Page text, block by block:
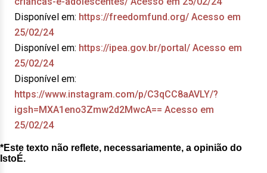
Disponível em: https://freedomfund.org/ Acesso em
25/02/24
Disponível em: https://ipea.gov.br/portal/ Acesso em
25/02/24
Disponível em:
https://www.instagram.com/p/C3qCC8aAVLY/?
igsh=MXA1eno3Zmw2d2MwcA== Acesso em
25/02/24
*Este texto não reflete, necessariamente, a opinião do
IstoÉ.